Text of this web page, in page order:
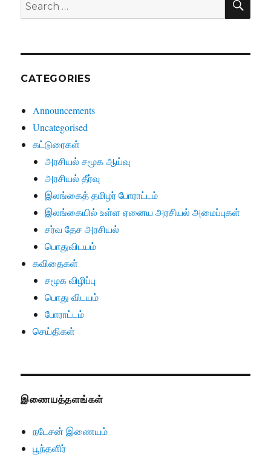
for:
CATEGORIES
Announcements
Uncategorised
கட்டுரைகள்
அரசியல் சமூக ஆய்வு
அரசியல் தீர்வு
இலங்கைத் தமிழர் போராட்டம்
இலங்கையில் உள்ள ஏனைய அரசியல் அமைப்புகள்
சர்வ தேச அரசியல்
பொதுவிடயம்
கவிதைகள்
சமூக விழிப்பு
பொது விடயம்
போராட்டம்
செய்திகள்
இணையத்தளங்கள்
நடேசன் இணையம்
பூந்தளிர்